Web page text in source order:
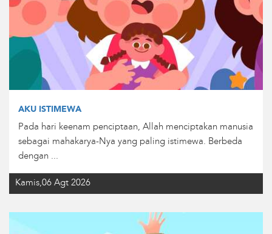
AKU ISTIMEWA
Pada hari keenam penciptaan, Allah menciptakan manusia
sebagai mahakarya-Nya yang paling istimewa. Berbeda
dengan ...
Kamis,06 Agt 2026